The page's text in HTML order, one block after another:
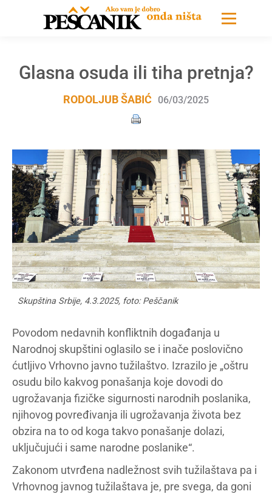
Glasna osuda ili tiha pretnja?
RODOLJUB ŠABIĆ 06/03/2025
Skupština Srbije, 4.3.2025, foto: Peščanik
Povodom nedavnih konfliktnih događanja u
Narodnoj skupštini oglasilo se i inače poslovično
ćutljivo Vrhovno javno tužilaštvo. Izrazilo je „oštru
osudu bilo kakvog ponašanja koje dovodi do
ugrožavanja fizičke sigurnosti narodnih poslanika,
njihovog povređivanja ili ugrožavanja života bez
obzira na to od koga takvo ponašanje dolazi,
uključujući i same narodne poslanike“.
Zakonom utvrđena nadležnost svih tužilaštava pa i
Vrhovnog javnog tužilaštava je, pre svega, da goni